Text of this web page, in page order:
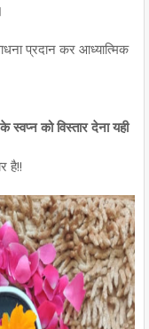
प्रदान कर आध्यात्मिक
को विस्तार देना यही
है!!